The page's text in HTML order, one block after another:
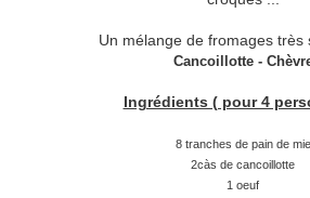
Un mélange de fromages très
Cancoillotte -
Ingrédients ( pour 4
8 tranches de pain de mie
2càs de cancoillotte
1 oeuf